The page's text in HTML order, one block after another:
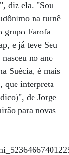
diz ela. "Sou
na turnê
grupo Farofa
e já teve Seu
no ano
Suécia, é mais
que interpreta
de Jorge
para novas